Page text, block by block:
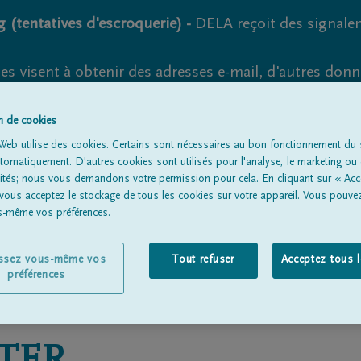
(tentatives d'escroquerie) - DELA reçoit des
visent à obtenir des adresses e-mail, d'autres
et vérifiez soigneusement l'expéditeur.
Cependant, les tentatives d'hameçonnage et de
Tous les avis de décès
de cookies
utilise des cookies. Certains sont nécessaires au bon fonctionnement du
D'autres cookies sont utilisés pour l'analyse, le marketing ou
nous vous demandons votre permission pour cela. En cliquant sur «
acceptez le stockage de tous les cookies sur votre appareil. Vous
même vos préférences.
Tout refuser Acceptez tous
vous-même vos
préférences